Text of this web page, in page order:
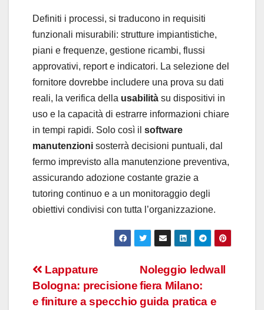
Definiti i processi, si traducono in requisiti
funzionali misurabili: strutture impiantistiche,
piani e frequenze, gestione ricambi, flussi
approvativi, report e indicatori. La selezione del
fornitore dovrebbe includere una prova su dati
reali, la verifica della usabilità su dispositivi in
uso e la capacità di estrarre informazioni chiare
in tempi rapidi. Solo così il software
manutenzioni sosterrà decisioni puntuali, dal
fermo imprevisto alla manutenzione preventiva,
assicurando adozione costante grazie a
tutoring continuo e a un monitoraggio degli
obiettivi condivisi con tutta l’organizzazione.
Navigazione
articoli
Noleggio ledwall
fiera Milano:
guida pratica e
Lappature
Bologna: precisione
e finiture a specchio